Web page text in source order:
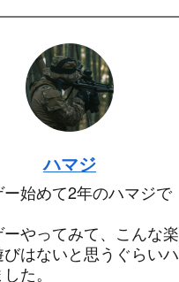
ハマジ
始めて2年のハマジで
やってみて、こんな楽
びはないと思うぐらいハ
た。